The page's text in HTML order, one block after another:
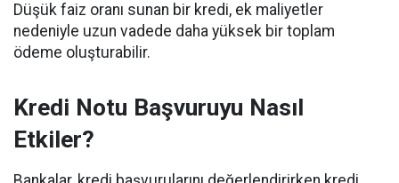
Düşük faiz oranı sunan bir kredi, ek maliyetler
nedeniyle uzun vadede daha yüksek bir toplam
ödeme oluşturabilir.
Kredi Notu Başvuruyu Nasıl
Etkiler?